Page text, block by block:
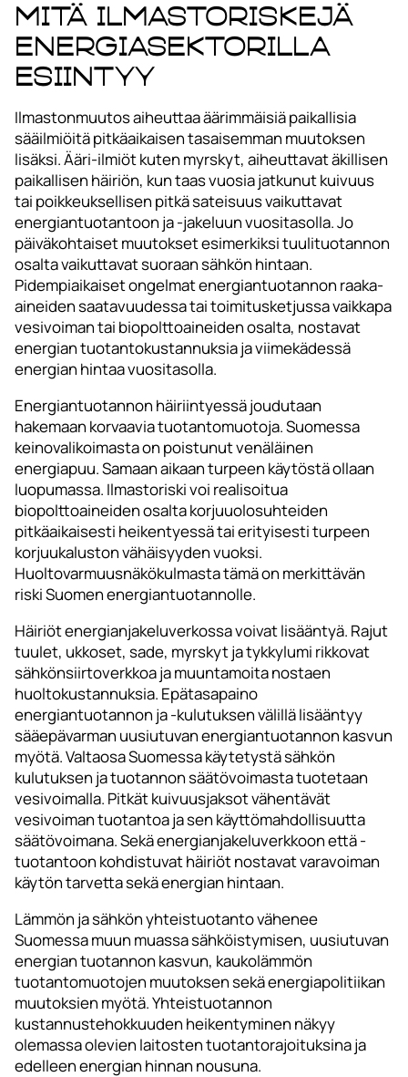
Mitä ilmastoriskejä
energiasektorilla
esiintyy
Ilmastonmuutos aiheuttaa äärimmäisiä paikallisia
sääilmiöitä pitkäaikaisen tasaisemman muutoksen
lisäksi. Ääri-ilmiöt kuten myrskyt, aiheuttavat äkillisen
paikallisen häiriön, kun taas vuosia jatkunut kuivuus
tai poikkeuksellisen pitkä sateisuus vaikuttavat
energiantuotantoon ja -jakeluun vuositasolla. Jo
päiväkohtaiset muutokset esimerkiksi tuulituotannon
osalta vaikuttavat suoraan sähkön hintaan.
Pidempiaikaiset ongelmat energiantuotannon raaka-
aineiden saatavuudessa tai toimitusketjussa vaikkapa
vesivoiman tai biopolttoaineiden osalta, nostavat
energian tuotantokustannuksia ja viimekädessä
energian hintaa vuositasolla.
Energiantuotannon häiriintyessä joudutaan
hakemaan korvaavia tuotantomuotoja. Suomessa
keinovalikoimasta on poistunut venäläinen
energiapuu. Samaan aikaan turpeen käytöstä ollaan
luopumassa. Ilmastoriski voi realisoitua
biopolttoaineiden osalta korjuuolosuhteiden
pitkäaikaisesti heikentyessä tai erityisesti turpeen
korjuukaluston vähäisyyden vuoksi.
Huoltovarmuusnäkökulmasta tämä on merkittävän
riski Suomen energiantuotannolle.
Häiriöt energianjakeluverkossa voivat lisääntyä. Rajut
tuulet, ukkoset, sade, myrskyt ja tykkylumi rikkovat
sähkönsiirtoverkkoa ja muuntamoita nostaen
huoltokustannuksia. Epätasapaino
energiantuotannon ja -kulutuksen välillä lisääntyy
sääepävarman uusiutuvan energiantuotannon kasvun
myötä. Valtaosa Suomessa käytetystä sähkön
kulutuksen ja tuotannon säätövoimasta tuotetaan
vesivoimalla. Pitkät kuivuusjaksot vähentävät
vesivoiman tuotantoa ja sen käyttömahdollisuutta
säätövoimana. Sekä energianjakeluverkkoon että -
tuotantoon kohdistuvat häiriöt nostavat varavoiman
käytön tarvetta sekä energian hintaan.
Lämmön ja sähkön yhteistuotanto vähenee
Suomessa muun muassa sähköistymisen, uusiutuvan
energian tuotannon kasvun, kaukolämmön
tuotantomuotojen muutoksen sekä energiapolitiikan
muutoksien myötä. Yhteistuotannon
kustannustehokkuuden heikentyminen näkyy
olemassa olevien laitosten tuotantorajoituksina ja
edelleen energian hinnan nousuna.